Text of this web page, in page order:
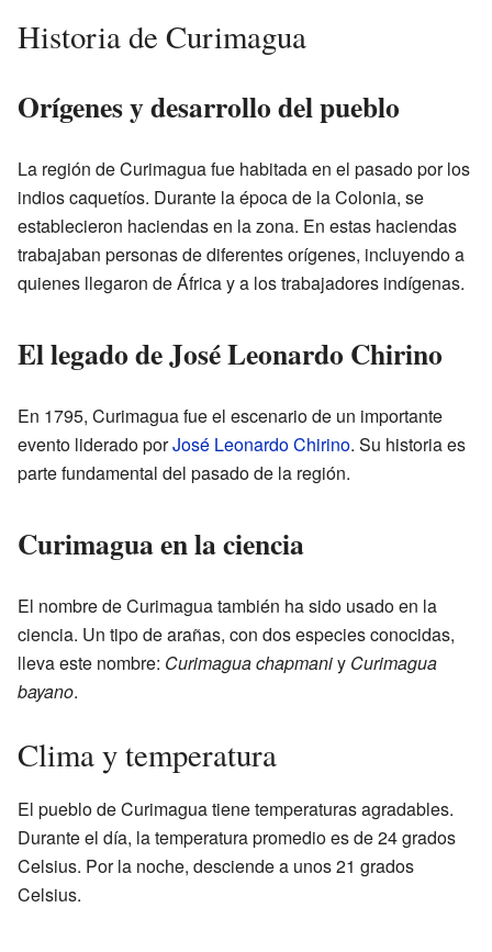
Historia de Curimagua
Orígenes y desarrollo del pueblo
La región de Curimagua fue habitada en el pasado por los
indios caquetíos. Durante la época de la Colonia, se
establecieron haciendas en la zona. En estas haciendas
trabajaban personas de diferentes orígenes, incluyendo a
quienes llegaron de África y a los trabajadores indígenas.
El legado de José Leonardo Chirino
En 1795, Curimagua fue el escenario de un importante
evento liderado porJosé Leonardo Chirino. Su historia es
parte fundamental del pasado de la región.
Curimagua en la ciencia
El nombre de Curimagua también ha sido usado en la
ciencia. Un tipo de arañas, con dos especies conocidas,
lleva este nombre: Curimagua chapmaniy Curimagua
bayano.
Clima y temperatura
El pueblo de Curimagua tiene temperaturas agradables.
Durante el día, la temperatura promedio es de 24 grados
Celsius. Por la noche, desciende a unos 21 grados
Celsius.